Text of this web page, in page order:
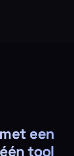
een
tool